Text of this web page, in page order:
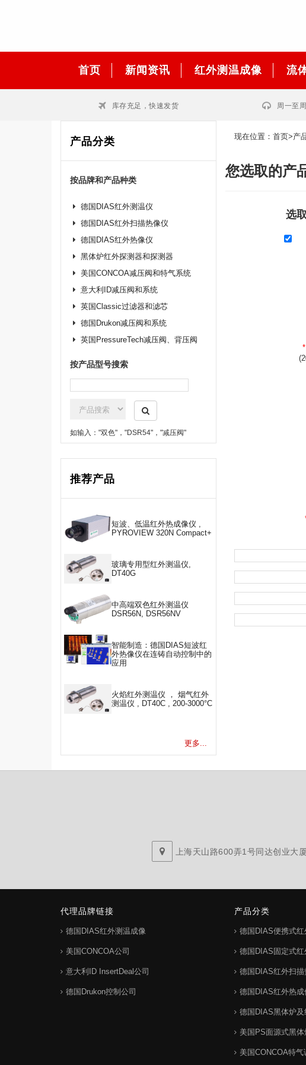
首页 新闻资讯 红外测温成像 流
库存充足，快速发货 周一至
产品分类
按品牌和产品种类
德国DIAS红外测温仪
德国DIAS红外扫描热像仪
德国DIAS红外热像仪
黑体炉红外探测器和探测器
美国CONCOA减压阀和特气系统
意大利ID减压阀和系统
英国Classic过滤器和滤芯
德国Drukon减压阀和系统
英国PressureTech减压阀、背压阀
按产品型号搜索
如输入："双色"，"DSR54"，"减压阀"
推荐产品
短波、低温红外热成像仪 ,
PYROVIEW 320N Compact+
玻璃专用型红外测温仪,
DT40G
中高端双色红外测温仪
DSR56N, DSR56NV
智能制造：德国DIAS短波红
外热像仪在连铸自动控制中的
应用
火焰红外测温仪 ， 烟气红外
测温仪 , DT40C , 200-3000°C
更多...
现在位置： 首页>产
您选取的产
选取
*
上海天山路600弄1号同达创业大
代理品牌链接
德国DIAS红外测温成像
美国CONCOA公司
意大利ID InsertDeal公司
德国Drukon控制公司
产品分类
德国DIAS便携式红
德国DIAS固定式红
德国DIAS红外扫描
德国DIAS红外热成
德国DIAS黑体炉及
美国PS面源式黑体
美国CONCOA特